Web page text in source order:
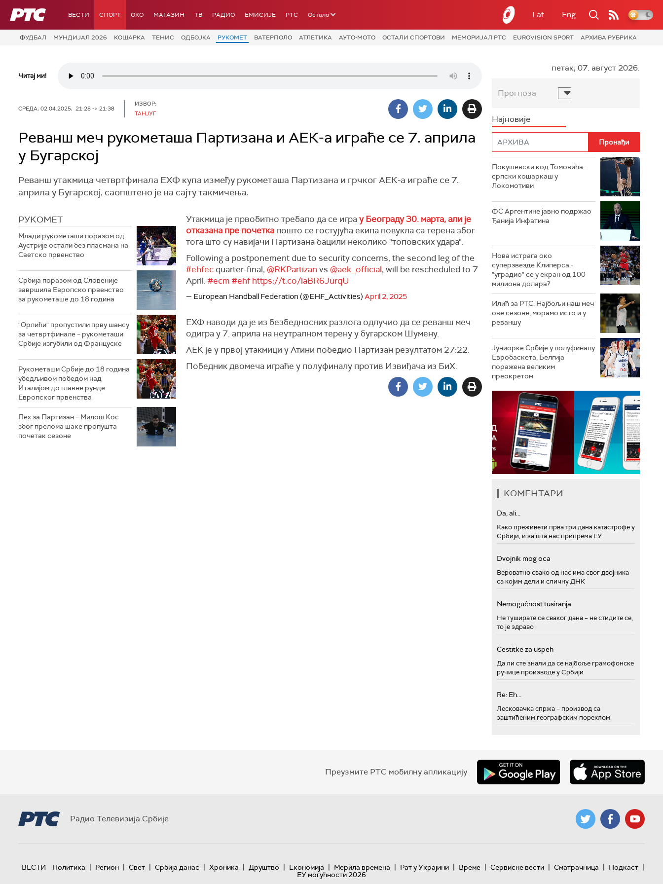
РТС ВЕСТИ СПОРТ OKO МАГАЗИН ТВ РАДИО ЕМИСИЈЕ РТС Остало Lat Eng
ФУДБАЛ МУНДИЈАЛ 2026 КОШАРКА ТЕНИС ОДБОЈКА РУКОМЕТ ВАТЕРПОЛО АТЛЕТИКА АУТО-МОТО ОСТАЛИ СПОРТОВИ МЕМОРИЈАЛ РТС EUROVISION SPORT АРХИВА РУБРИКА
Читај ми!
СРЕДА, 02.04.2025, 21:28 -> 21:38
ИЗВОР:
ТАНЈУГ
Реванш меч рукометаша Партизана и АЕК-а играће се 7. априла
у Бугарској
Реванш утакмица четвртфинала ЕХФ купа између рукометаша Партизана и грчког АЕК-а играће се 7.
априла у Бугарској, саопштено је на сајту такмичења.
РУКОМЕТ
Млади рукометаши поразом од
Аустрије остали без пласмана на
Светско првенство
Србија поразом од Словеније
завршила Европско првенство
за рукометаше до 18 година
"Орлићи" пропустили прву шансу
за четвртфинале – рукометаши
Србије изгубили од Француске
Рукометаши Србије до 18 година
убедљивом победом над
Италијом до главне рунде
Европског првенства
Пех за Партизан – Милош Кос
због прелома шаке пропушта
почетак сезоне
Утакмица је првобитно требало да се играу Београду 30. марта, али је
отказана пре почетка пошто се гостујућа екипа повукла са терена због
тога што су навијачи Партизана бацили неколико "топовских удара".
Following a postponement due to security concerns, the second leg of the
#ehfec quarter-final, @RKPartizan vs @aek_official, will be rescheduled to 7
April. #ecm #ehf https://t.co/iaBR6JurqU
— European Handball Federation (@EHF_Activities) April 2, 2025
ЕХФ наводи да је из безбедносних разлога одлучио да се реванш меч
одигра у 7. априла на неутралном терену у бугарском Шумену.
АЕК је у првој утакмици у Атини победио Партизан резултатом 27:22.
Победник двомеча играће у полуфиналу против Извиђача из БиХ.
петак, 07. август 2026.
Прогноза
Најновије
Покушевски код Томовића -
српски кошаркаш у
Локомотиви
ФС Аргентине јавно подржао
Ђанија Инфатина
Нова истрага око
суперзвезде Клиперса -
"уградио" се у екран од 100
милиона долара?
Илић за РТС: Најбољи наш меч
ове сезоне, морамо исто и у
реваншу
Јуниорке Србије у полуфиналу
Евробаскета, Белгија
поражена великим
преокретом
КОМЕНТАРИ
Da, ali...
Како преживети прва три дана катастрофе у
Србији, и за шта нас припрема ЕУ
Dvojnik mog oca
Вероватно свако од нас има свог двојника
са којим дели и сличну ДНК
Nemogućnost tusiranja
Не туширате се сваког дана – не стидите се,
то је здраво
Cestitke za uspeh
Да ли сте знали да се најбоље грамофонске
ручице производе у Србији
Re: Eh...
Лесковачка спржа – производ са
заштићеним географским пореклом
Преузмите РТС мобилну апликацију
Радио Телевизија Србије
ВЕСТИ Политика | Регион | Свет | Србија данас | Хроника | Друштво | Економија | Мерила времена | Рат у Украјини | Време | Сервисне вести | Сматрачница | Подкаст |
ЕУ могућности 2026